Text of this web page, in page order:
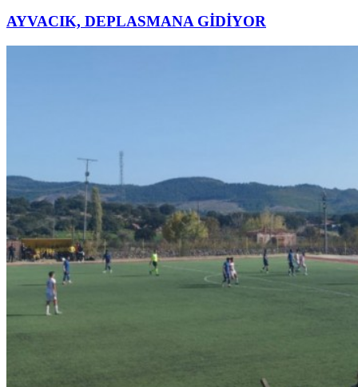
AYVACIK, DEPLASMANA GİDİYOR